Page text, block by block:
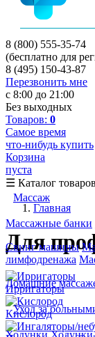
8 (800) 555-35-74
(бесплатно для
8 (495) 150-43-87
Перезвонить мне
с 8:00 до 21:00
Без выходных
Товаров: 0
Самое время
что-нибудь купить
Корзина
пуста
☰ Каталог товаров
Массаж
Массажные банки
Свинг машины
лимфодренажа
Домашние
Уход за
Ходунки
Главная
Для
Ирригаторы
Кислород